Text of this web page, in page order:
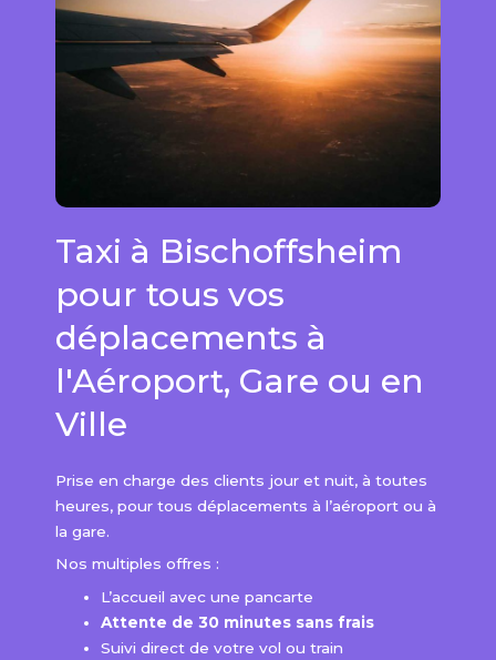
Taxi à Bischoffsheim
pour tous vos
déplacements à
l'Aéroport, Gare ou en
Ville
Prise en charge des clients jour et nuit, à toutes
heures, pour tous déplacements à l’aéroport ou à
la gare.
Nos multiples offres :
L’accueil avec une pancarte
Attente de 30 minutes​ sans frais
Suivi direct de votre vol ou train ​